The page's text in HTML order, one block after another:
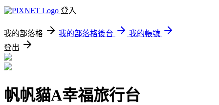
登入
我的部落格 我的部落格後台
我的帳號
登出
帆帆貓A幸福旅行台